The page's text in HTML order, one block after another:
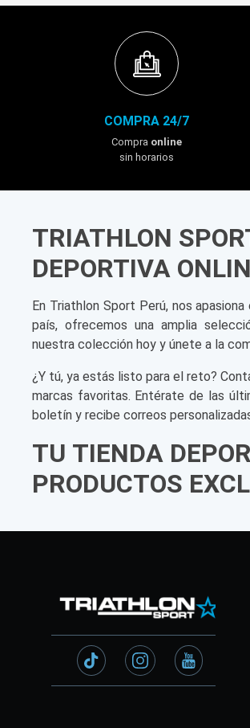
COMPRA 24/7
Compra online
sin horarios
TRIATHLON
DEPORTIVA
En Triathlon Sport Perú, nos
país, ofrecemos una amplia
nuestra colección hoy y únete a la
¿Y tú, ya estás listo para el reto?
marcas favoritas. Entérate de las
boletín y recibe correos
TU TIENDA
PRODUCTOS